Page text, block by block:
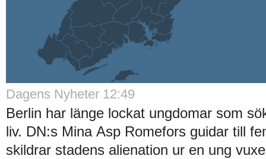
Dagens Nyheter 12:49
Berlin har länge lockat ungdomar som
liv. DN:s Mina Asp Romefors guidar till
skildrar stadens alienation ur en ung